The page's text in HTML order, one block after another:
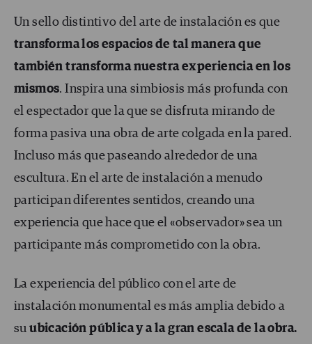
Un sello distintivo del arte de instalación es que
transforma los espacios de tal manera que
también transforma nuestra experiencia en los
mismos. Inspira una simbiosis más profunda con
el espectador que la que se disfruta mirando de
forma pasiva una obra de arte colgada en la pared.
Incluso más que paseando alrededor de una
escultura. En el arte de instalación a menudo
participan diferentes sentidos, creando una
experiencia que hace que el «observador» sea un
participante más comprometido con la obra.
La experiencia del público con el arte de
instalación monumental es más amplia debido a
suubicación pública y a la gran escala de la obra.